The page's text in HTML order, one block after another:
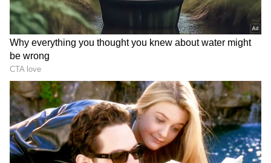
DOWNLOAD APP